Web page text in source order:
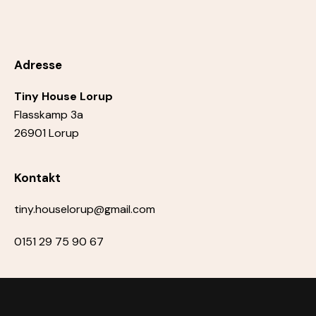
Adresse
Tiny House Lorup
Flasskamp 3a
26901 Lorup
Kontakt
tiny.houselorup@gmail.com
0151 29 75 90 67